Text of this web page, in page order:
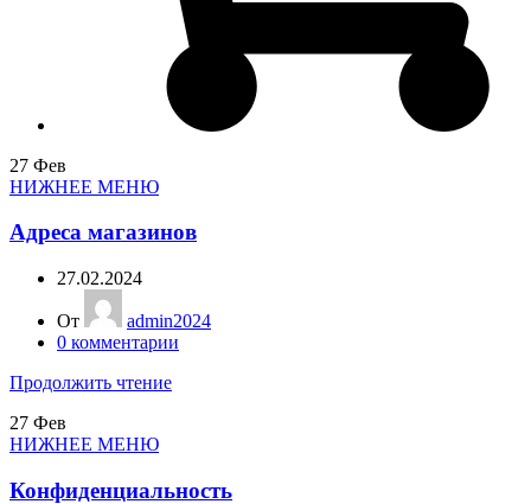
27 Фев
НИЖНЕЕ МЕНЮ
Адреса магазинов
27.02.2024
От
admin2024
0 комментарии
Продолжить чтение
27 Фев
НИЖНЕЕ МЕНЮ
Конфиденциальность